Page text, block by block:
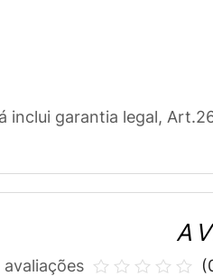
inclui garantia legal,
(